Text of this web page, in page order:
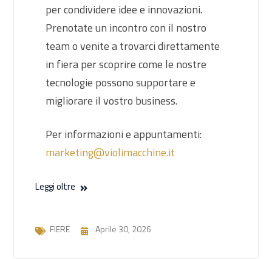
per condividere idee e innovazioni.
Prenotate un incontro con il nostro
team o venite a trovarci direttamente
in fiera per scoprire come le nostre
tecnologie possono supportare e
migliorare il vostro business.
Per informazioni e appuntamenti:
marketing@violimacchine.it
Leggi oltre
FIERE Aprile 30, 2026